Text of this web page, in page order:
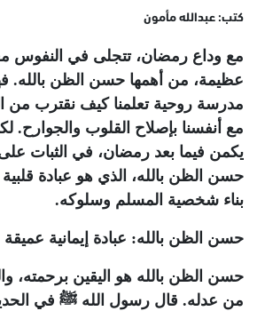
كتب: عبدالله مأمون
مع وداع رمضان، تتجلى في النفوس
عظيمة، من أهمها حسن الظن بالله.
مدرسة روحية تعلمنا كيف نقترب من
مع أنفسنا بإصلاح القلوب والجوارح.
يكمن فيما بعد رمضان، في الثبات
حسن الظن بالله، الذي هو عبادة
بناء شخصية المسلم وسلوكه.
حسن الظن بالله: عبادة إيمانية عميقة
حسن الظن بالله هو اليقين برحمته،
من عدله. قال رسول الله ﷺ في